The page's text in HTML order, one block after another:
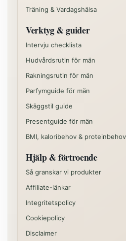
Träning & Vardagshälsa
Verktyg & guider
Intervju checklista
Hudvårdsrutin för män
Rakningsrutin för män
Parfymguide för män
Skäggstil guide
Presentguide för män
BMI, kaloribehov & proteinbehov
Hjälp & förtroende
Så granskar vi produkter
Affiliate-länkar
Integritetspolicy
Cookiepolicy
Disclaimer